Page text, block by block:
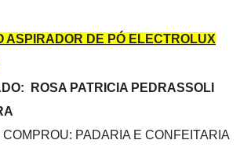
ASPIRADOR DE PÓ ELECTROLUX
ROSA PATRICIA PEDRASSOLI
PADARIA E CONFEITARIA